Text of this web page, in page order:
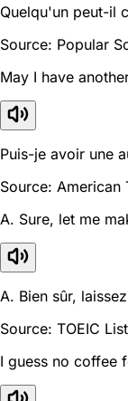
Quelqu'un peut-il
Source: Popular
May I have
Puis-je avoir une
Source: American
A. Sure, let me
A. Bien sûr,
Source: TOEIC
I guess no coffee